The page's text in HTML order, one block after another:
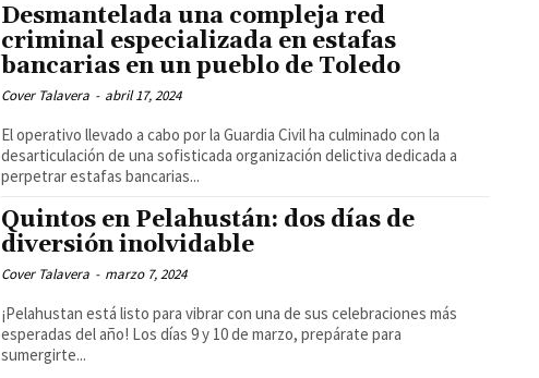
Desmantelada una compleja red
criminal especializada en estafas
bancarias en un pueblo de Toledo
Cover Talavera - abril 17, 2024
El operativo llevado a cabo por la Guardia Civil ha culminado con la
desarticulación de una sofisticada organización delictiva dedicada a
perpetrar estafas bancarias...
Quintos en Pelahustán: dos días de
diversión inolvidable
Cover Talavera - marzo 7, 2024
¡Pelahustan está listo para vibrar con una de sus celebraciones más
esperadas del año! Los días 9 y 10 de marzo, prepárate para
sumergirte...